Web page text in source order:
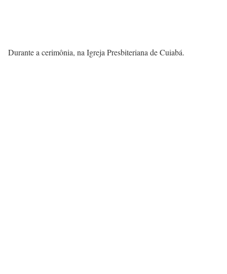
Durante a cerimônia, na Igreja Presbiteriana de Cuiabá.